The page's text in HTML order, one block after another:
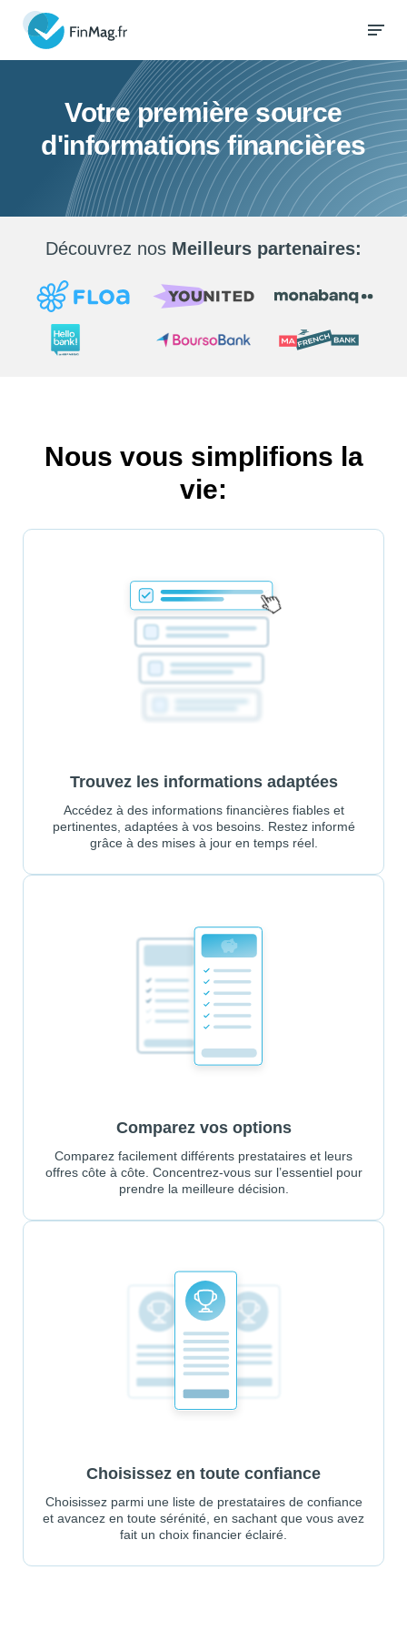
Votre première source
d'informations financières
Découvrez nos Meilleurs partenaires:
Nous vous simplifions la
vie:
Trouvez les informations adaptées
Accédez à des informations financières fiables et
pertinentes, adaptées à vos besoins. Restez informé
grâce à des mises à jour en temps réel.
Comparez vos options
Comparez facilement différents prestataires et leurs
offres côte à côte. Concentrez-vous sur l’essentiel pour
prendre la meilleure décision.
Choisissez en toute confiance
Choisissez parmi une liste de prestataires de confiance
et avancez en toute sérénité, en sachant que vous avez
fait un choix financier éclairé.